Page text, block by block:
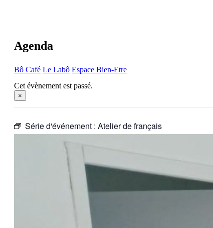
Agenda
Bô Café Le Labô Espace Bien-Etre
Cet évènement est passé.
×
Série d'événement : Atelier de français